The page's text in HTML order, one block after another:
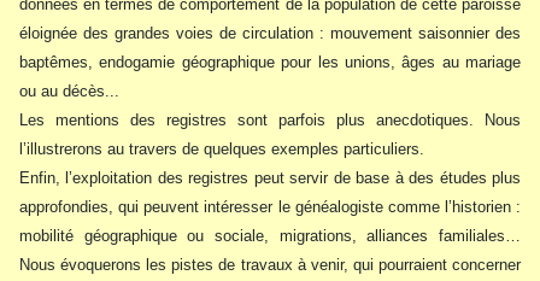
données en termes de comportement de la population de cette paroisse
éloignée des grandes voies de circulation : mouvement saisonnier des
baptêmes, endogamie géographique pour les unions, âges au mariage
ou au décès...
Les mentions des registres sont parfois plus anecdotiques. Nous
l’illustrerons au travers de quelques exemples particuliers.
Enfin, l’exploitation des registres peut servir de base à des études plus
approfondies, qui peuvent intéresser le généalogiste comme l’historien :
mobilité géographique ou sociale, migrations, alliances familiales…
Nous évoquerons les pistes de travaux à venir, qui pourraient concerner